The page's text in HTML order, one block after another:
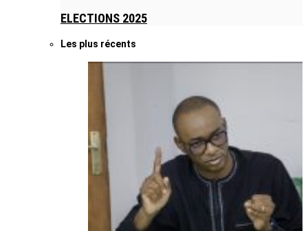
ELECTIONS 2025
Les plus récents